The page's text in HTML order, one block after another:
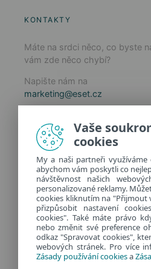
KONTAKTY
Máte na srdci něco, co byste
vám zde něco chybí?
Napište nám na
marketing@eset.cz
Zásady ochrany osobních
Spravovat cookies
Provozuje:
ESET software spol. s r.o.
Classic 7 Business Park,
170 00 Praha 7, Česká
IČ: 26467593
Vaše
cookies
My a naši partneři využíváme
abychom vám poskytli co
návštěvnost našich
personalizované reklamy.
cookies kliknutím na "Přijmout
přizpůsobit nastavení
cookies". Také máte právo
nebo změnit své preference
odkaz "Spravovat cookies",
webových stránek. Pro více
Zásady používání cookiesa